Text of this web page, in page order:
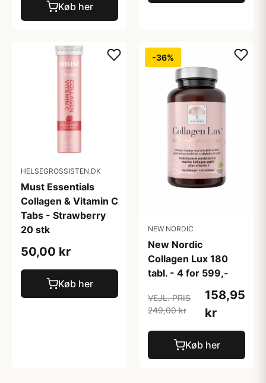
Køb her
HELSEGROSSISTEN.DK
Must Essentials
Collagen & Vitamin C
Tabs - Strawberry
20 stk
50,00 kr
Køb her
-36%
NEW NORDIC
New Nordic
Collagen Lux 180
tabl. - 4 for 599,-
VEJL. PRIS
249,00 kr
158,95
kr
Køb her